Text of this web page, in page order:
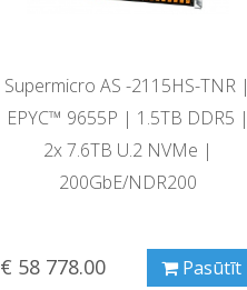
Supermicro AS -2115HS-TNR |
EPYC™ 9655P | 1.5TB DDR5 |
2x 7.6TB U.2 NVMe |
200GbE/NDR200
€ 58 778.00 Pasūtīt